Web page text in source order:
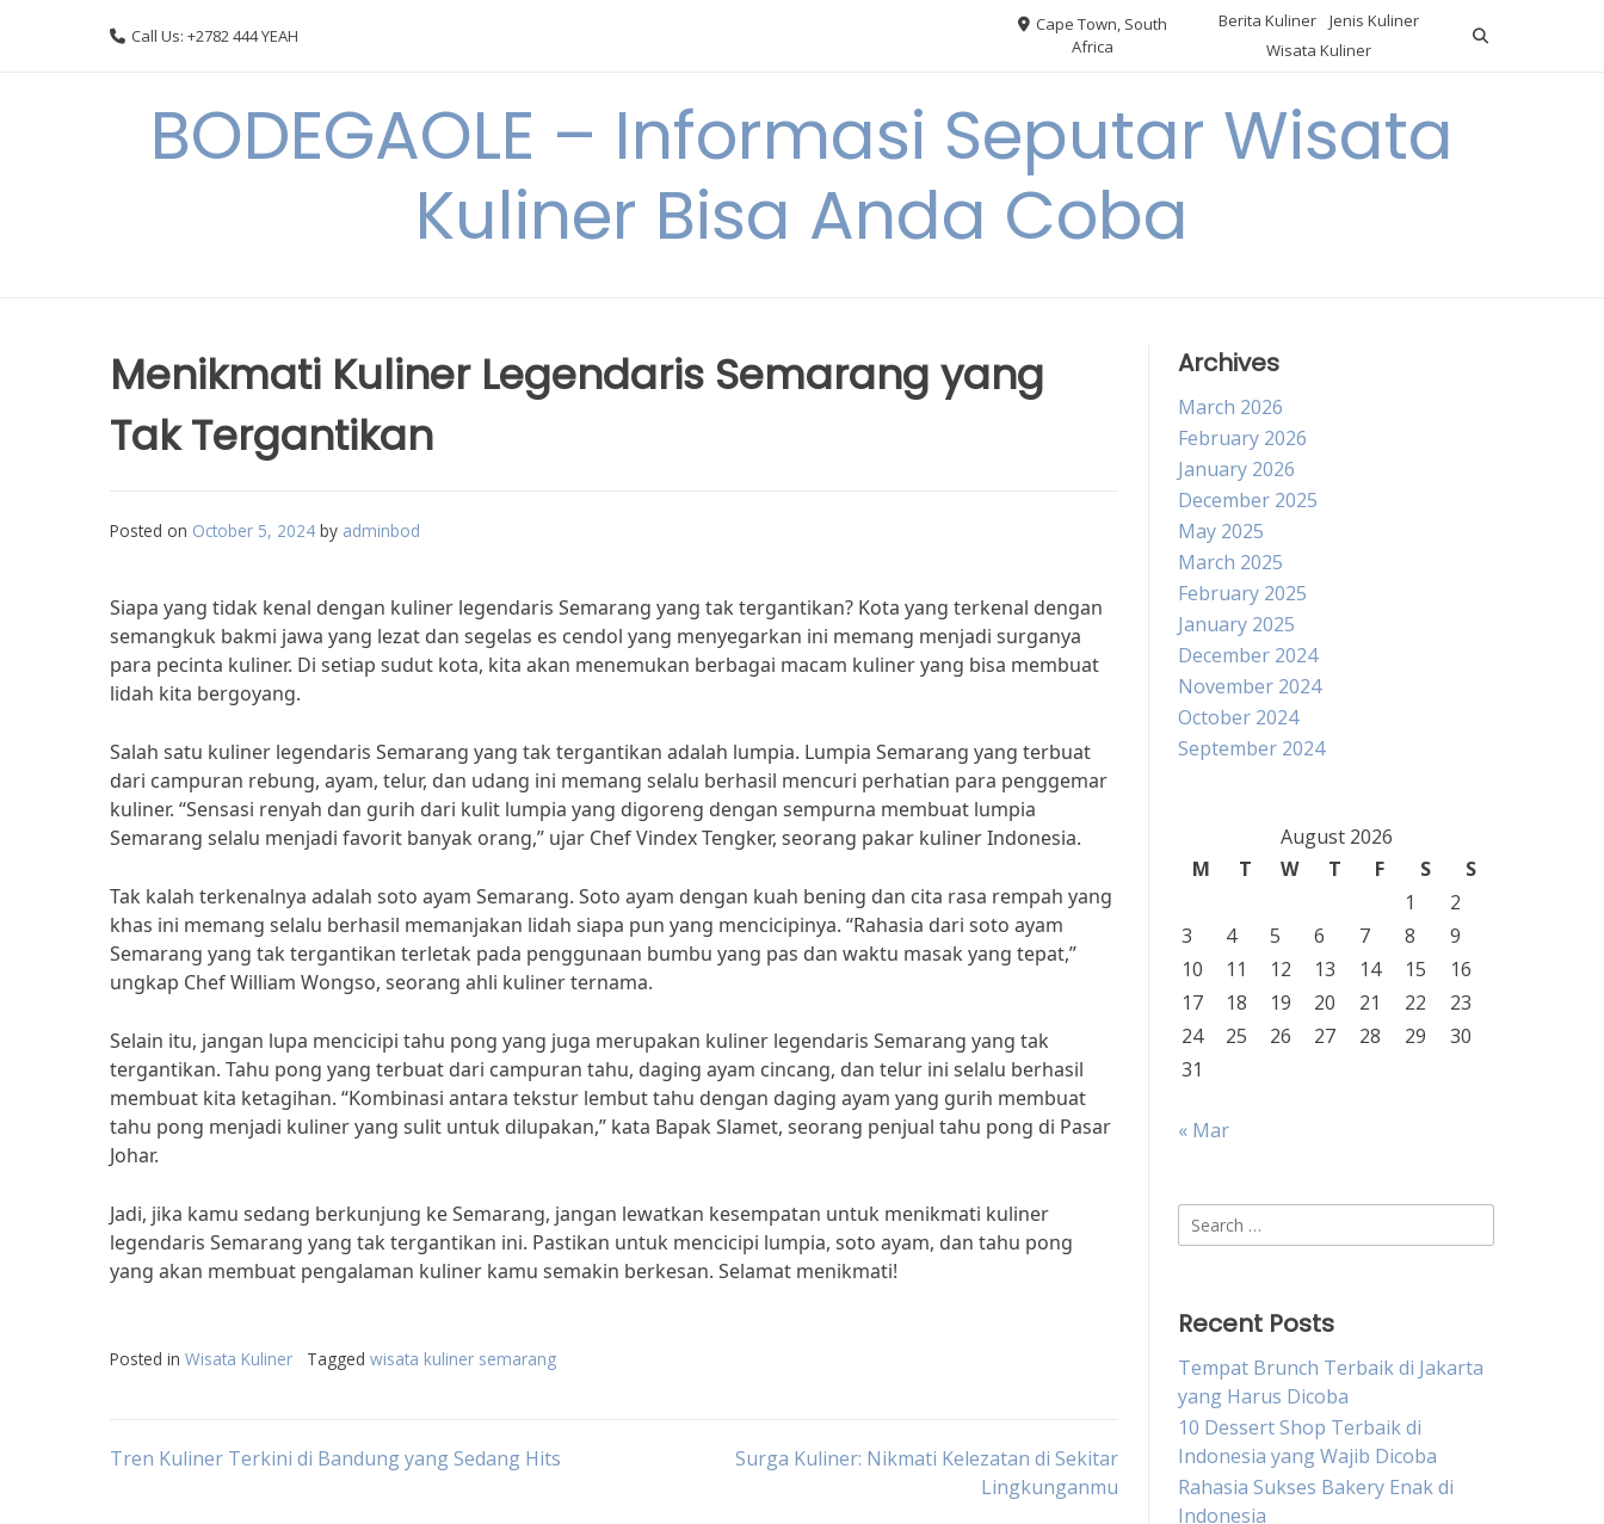
Call Us: +2782 444 YEAH
Cape Town, South
Africa
Berita Kuliner
Jenis Kuliner
Wisata Kuliner
BODEGAOLE – Informasi Seputar Wisata
Kuliner Bisa Anda Coba
Menikmati Kuliner Legendaris Semarang yang
Tak Tergantikan
Posted on October 5, 2024 by adminbod
Siapa yang tidak kenal dengan kuliner legendaris Semarang yang tak tergantikan? Kota yang terkenal dengan
semangkuk bakmi jawa yang lezat dan segelas es cendol yang menyegarkan ini memang menjadi surganya
para pecinta kuliner. Di setiap sudut kota, kita akan menemukan berbagai macam kuliner yang bisa membuat
lidah kita bergoyang.
Salah satu kuliner legendaris Semarang yang tak tergantikan adalah lumpia. Lumpia Semarang yang terbuat
dari campuran rebung, ayam, telur, dan udang ini memang selalu berhasil mencuri perhatian para penggemar
kuliner. “Sensasi renyah dan gurih dari kulit lumpia yang digoreng dengan sempurna membuat lumpia
Semarang selalu menjadi favorit banyak orang,” ujar Chef Vindex Tengker, seorang pakar kuliner Indonesia.
Tak kalah terkenalnya adalah soto ayam Semarang. Soto ayam dengan kuah bening dan cita rasa rempah yang
khas ini memang selalu berhasil memanjakan lidah siapa pun yang mencicipinya. “Rahasia dari soto ayam
Semarang yang tak tergantikan terletak pada penggunaan bumbu yang pas dan waktu masak yang tepat,”
ungkap Chef William Wongso, seorang ahli kuliner ternama.
Selain itu, jangan lupa mencicipi tahu pong yang juga merupakan kuliner legendaris Semarang yang tak
tergantikan. Tahu pong yang terbuat dari campuran tahu, daging ayam cincang, dan telur ini selalu berhasil
membuat kita ketagihan. “Kombinasi antara tekstur lembut tahu dengan daging ayam yang gurih membuat
tahu pong menjadi kuliner yang sulit untuk dilupakan,” kata Bapak Slamet, seorang penjual tahu pong di Pasar
Johar.
Jadi, jika kamu sedang berkunjung ke Semarang, jangan lewatkan kesempatan untuk menikmati kuliner
legendaris Semarang yang tak tergantikan ini. Pastikan untuk mencicipi lumpia, soto ayam, dan tahu pong
yang akan membuat pengalaman kuliner kamu semakin berkesan. Selamat menikmati!
Posted in Wisata Kuliner Tagged wisata kuliner semarang
Post
Tren Kuliner Terkini di Bandung yang Sedang Hits
Surga Kuliner: Nikmati Kelezatan di Sekitar
Lingkunganmu
Archives
March 2026
February 2026
January 2026
December 2025
May 2025
March 2025
February 2025
January 2025
December 2024
November 2024
October 2024
September 2024
August 2026
M
T W T F S
S
1
2
3
4 5 6 7 8
9
10
11 12 13 14 15
16
17
18 19 20 21 22
23
24
25 26 27 28 29
30
31
« Mar
Search
for:
Recent Posts
Tempat Brunch Terbaik di Jakarta
yang Harus Dicoba
10 Dessert Shop Terbaik di
Indonesia yang Wajib Dicoba
Rahasia Sukses Bakery Enak di
Indonesia